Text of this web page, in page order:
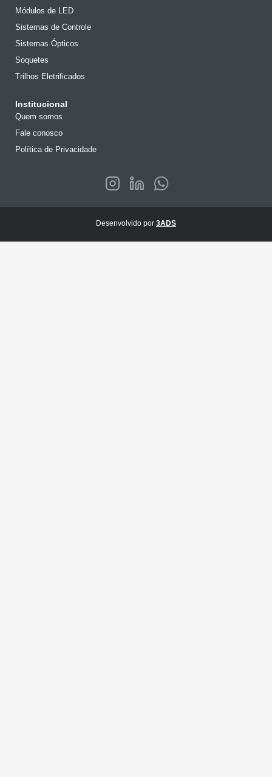
Módulos de LED
Sistemas de Controle
Sistemas Ópticos
Soquetes
Trilhos Eletrificados
Institucional
Quem somos
Fale conosco
Política de Privacidade
Desenvolvido por 3ADS